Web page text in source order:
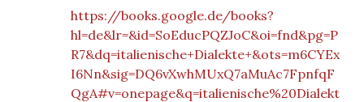
https://books.google.de/books?
hl=de&lr=&id=SoEducPQZJoC&oi=fnd&pg=P
R7&dq=italienische+Dialekte+&ots=m6CYEx
I6Nn&sig=DQ6vXwhMUxQ7aMuAc7FpnfqF
QgA#v=onepage&q=italienische%20Dialekt